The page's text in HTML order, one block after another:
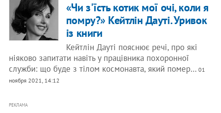
«Чи з'їсть котик мої очі, коли я
помру?» Кейтлін Дауті. Уривок
із книги
Кейтлін Дауті пояснює речі, про які
ніяково запитати навіть у працівника похоронної
служби: що буде з тілом космонавта, який помер… 01
ноября 2021, 14:12
РЕКЛАМА